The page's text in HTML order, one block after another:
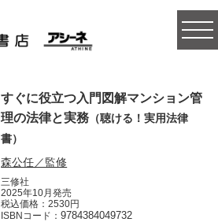
すぐに役立つ入門図解マンション管
理の法律と実務 （聴ける！実用法律
書）
森公任／監修
三修社
2025年10月発売
税込価格：2530円
ISBNコード：9784384049732